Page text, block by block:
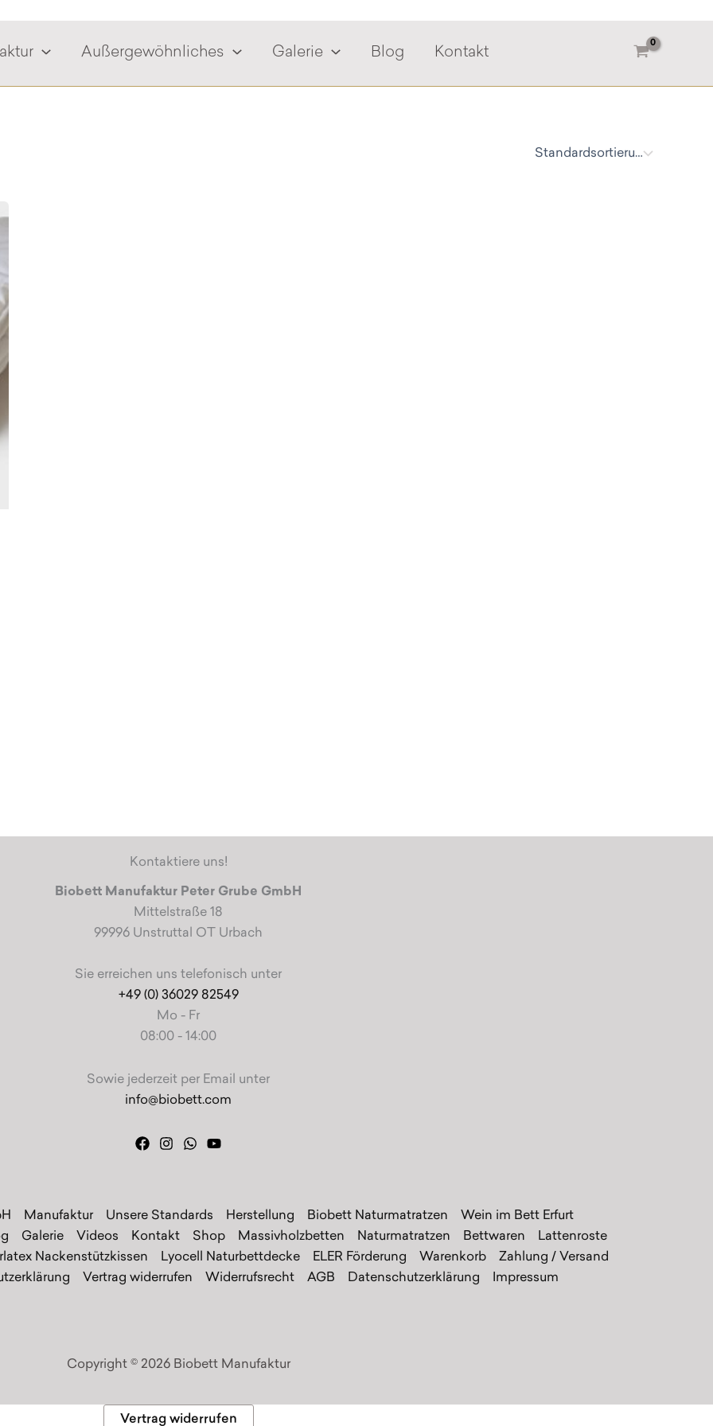
Außergewöhnliches Galerie Blog Kontakt
Kontaktiere uns!
Biobett Manufaktur Peter Grube GmbH
Mittelstraße 18
99996 Unstruttal OT Urbach
Sie erreichen uns telefonisch unter
+49 (0) 36029 82549
Mo - Fr
08:00 - 14:00
Sowie jederzeit per Email unter
info@biobett.com
Manufaktur Unsere Standards Herstellung Biobett Naturmatratzen
Wein im Bett Erfurt
Galerie Videos Kontakt Shop Massivholzbetten Naturmatratzen Bettwaren
Lattenroste
Nackenstützkissen Lyocell Naturbettdecke ELER Förderung Warenkorb
Zahlung / Versand
Vertrag widerrufen Widerrufsrecht AGB Datenschutzerklärung Impressum
Copyright © 2026 Biobett Manufaktur
Vertrag widerrufen